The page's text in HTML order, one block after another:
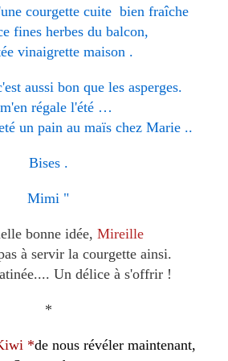
courgette cuite bien fraîche
fines herbes du balcon,
vinaigrette maison .
aussi bon que les asperges.
régale l'été …
un pain au maïs chez Marie ..
Bises .
Mimi "
bonne idée, Mireille
à servir la courgette ainsi.
Un délice à s'offrir !
*
*de nous révéler maintenant,